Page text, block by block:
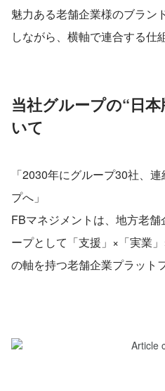
魅力ある老舗企業様のブラン
しながら、横軸で連合する仕
当社グループの“日
いて
「2030年にグループ30社、
プへ」
FBマネジメントは、地方老
ープとして「支援」×「実業
の軸を持つ老舗企業プラット